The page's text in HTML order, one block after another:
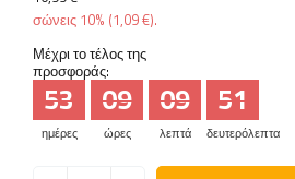
σώνεις 10% (1,09 €).
Μέχρι το τέλος της
προσφοράς:
ημέρες
53
ώρες
09
λεπτά
09
δευτερόλεπτα
50